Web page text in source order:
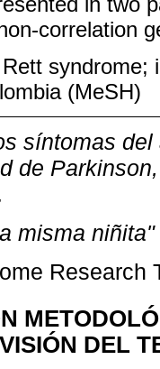
correlation
Rett syndrome;
(MeSH)
síntomas
de
misma niñita"
Research
DEL